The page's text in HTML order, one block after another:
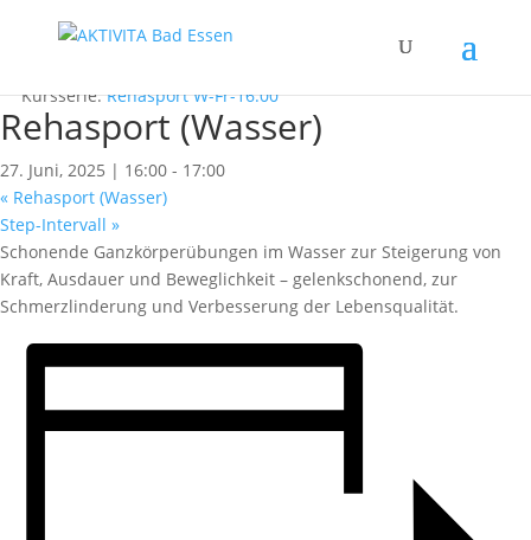
« Alle Kurse
Kursserie:Rehasport W-Fr-16:00
Rehasport (Wasser)
27. Juni, 2025 | 16:00 - 17:00
« Rehasport (Wasser)
Step-Intervall »
Schonende Ganzkörperübungen im Wasser zur Steigerung von
Kraft, Ausdauer und Beweglichkeit – gelenkschonend, zur
Schmerzlinderung und Verbesserung der Lebensqualität.